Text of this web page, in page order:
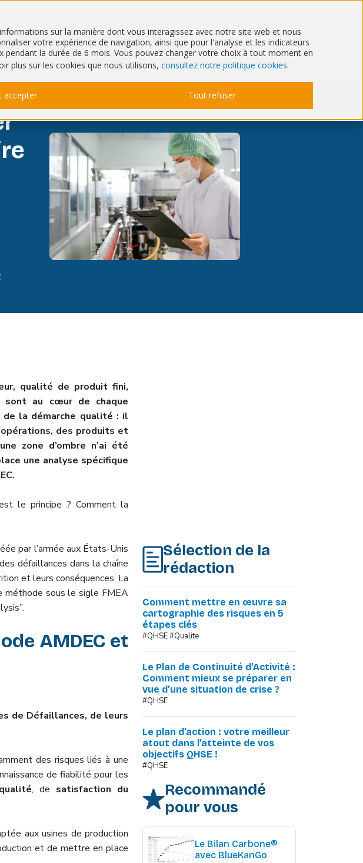
sur la manière dont vous interagissez avec notre site web et nous
votre expérience de navigation, ainsi que pour l'analyse et les indicateurs
la durée de 6 mois. Vous pouvez changer votre choix à tout moment en
plus sur les cookies que nous utilisons, consultez notre politique cookies.
accepter Tout refuser
RSE Santé IT & Cyber
qualité de produit fini,
au cœur de chaque
de la démarche qualité : il
opérations, des produits et
zone d’ombre n’ai été
une analyse spécifique
le principe ? Comment la
par l’armée aux États-Unis
défaillances dans la chaîne
et leurs conséquences. La
sous le sigle FMEA
AMDEC et
de Défaillances, de leurs
des risques liés à une
de fiabilité pour les
, de satisfaction du
aux usines de production
et de mettre en place
Sélection de la
rédaction
Comment mettre en œuvre sa
cartographie des risques en 5
étapes clés
#QHSE #Qualite
Le Plan de Continuité d’Activité :
Comment mieux se préparer en
vue d’une situation de crise ?
#QHSE
Le plan d’action : votre meilleur
atout dans l’atteinte de vos
objectifs QHSE !
#QHSE
Recommandé
pour vous
Le Bilan Carbone®
avec BlueKanGo